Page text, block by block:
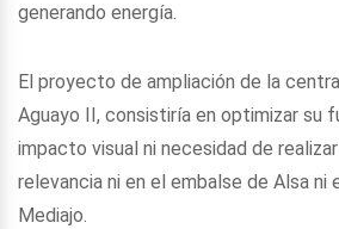
generando energía.
El proyecto de ampliación de la
Aguayo II, consistiría en optimizar su
impacto visual ni necesidad de
relevancia ni en el embalse de Alsa ni
Mediajo.